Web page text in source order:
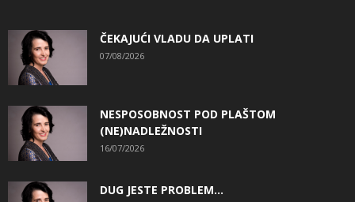
ČEKAJUĆI VLADU DA UPLATI
07/08/2026
NESPOSOBNOST POD PLAŠTOM
(NE)NADLEŽNOSTI
16/07/2026
DUG JESTE PROBLEM…